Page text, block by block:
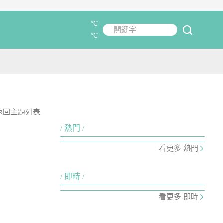
關鍵字
°C
°C
回主題列表
熱門
看更多 熱門
即時
看更多 即時